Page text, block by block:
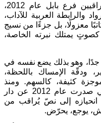
انتماؤه إلى اتحاد الأدباء والكتّاب العراقيين فرع بابل عام 2012،
والرابطة العربية للآداب،
معزولًا، بل جزءًا من نسيج
يمتلك نبرته الخاصة،
وهو بذلك يضع نفسه في
ودقّة الإمساك باللحظة،
كثيفة، كالسهم. ومنذ
مجموعته الأولى "بيت العنكبوت" التي صدرت عام 2012 عن دار
إلى نصّ يُراقب من
يوجع، يحرّض.